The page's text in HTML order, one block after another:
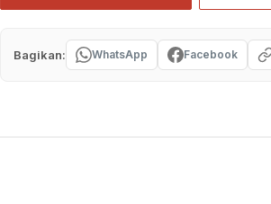
Bagikan: WhatsApp Facebook